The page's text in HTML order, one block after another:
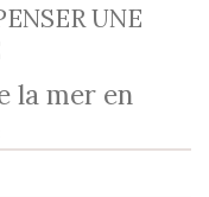
UNE
la mer en